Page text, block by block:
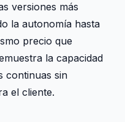
versiones más
la autonomía hasta
precio que
la capacidad
continuas sin
el cliente.